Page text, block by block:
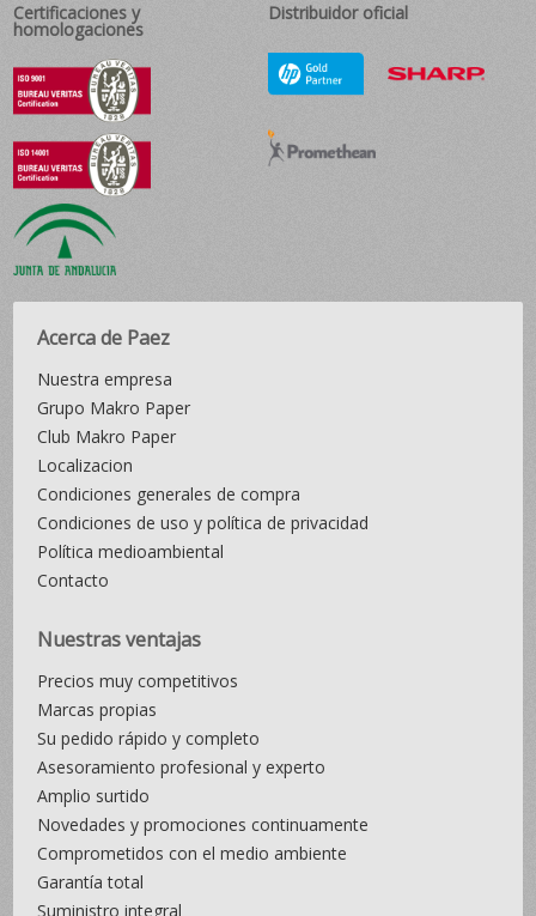
Certificaciones y
homologaciones
Distribuidor oficial
Acerca de Paez
Nuestra empresa
Grupo Makro Paper
Club Makro Paper
Localizacion
Condiciones generales de compra
Condiciones de uso y política de privacidad
Política medioambiental
Contacto
Nuestras ventajas
Precios muy competitivos
Marcas propias
Su pedido rápido y completo
Asesoramiento profesional y experto
Amplio surtido
Novedades y promociones continuamente
Comprometidos con el medio ambiente
Garantía total
Suministro integral